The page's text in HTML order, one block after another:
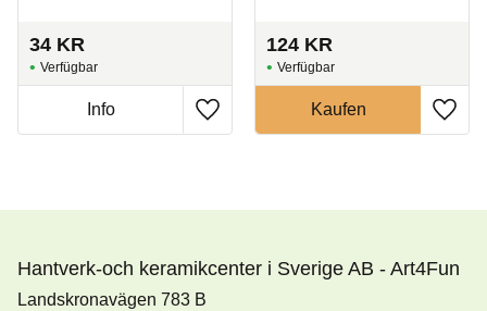
34 KR 124 KR
Hantverk-och keramikcenter i Sverige AB - Art4Fun
Landskronavägen 783 B